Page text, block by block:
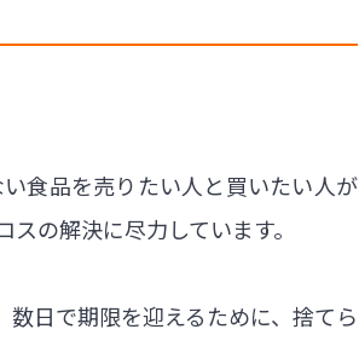
食品を売りたい人と買いたい人が
の解決に尽力しています。
日で期限を迎えるために、捨てら